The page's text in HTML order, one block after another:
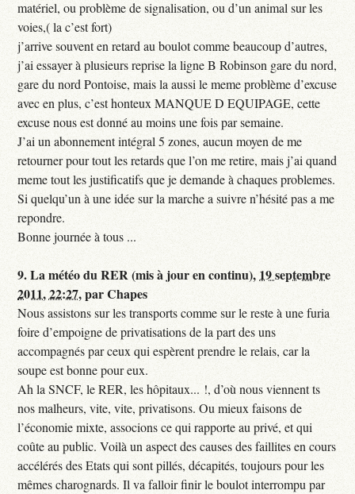
matériel, ou problème de signalisation, ou d’un animal sur les
voies,( la c’est fort)
j’arrive souvent en retard au boulot comme beaucoup d’autres,
j’ai essayer à plusieurs reprise la ligne B Robinson gare du nord,
gare du nord Pontoise, mais la aussi le meme problème d’excuse
avec en plus, c’est honteux MANQUE D EQUIPAGE, cette
excuse nous est donné au moins une fois par semaine.
J’ai un abonnement intégral 5 zones, aucun moyen de me
retourner pour tout les retards que l’on me retire, mais j’ai quand
meme tout les justificatifs que je demande à chaques problemes.
Si quelqu’un à une idée sur la marche a suivre n’hésité pas a me
repondre.
Bonne journée à tous ...
9.La météo du RER (mis à jour en continu), 19 septembre
2011, 22:27,parChapes
Nous assistons sur les transports comme sur le reste à une furia
foire d’empoigne de privatisations de la part des uns
accompagnés par ceux qui espèrent prendre le relais, car la
soupe est bonne pour eux.
Ah la SNCF, le RER, les hôpitaux... !, d’où nous viennent ts
nos malheurs, vite, vite, privatisons. Ou mieux faisons de
l’économie mixte, associons ce qui rapporte au privé, et qui
coûte au public. Voilà un aspect des causes des faillites en cours
accélérés des Etats qui sont pillés, décapités, toujours pour les
mêmes charognards. Il va falloir finir le boulot interrompu par